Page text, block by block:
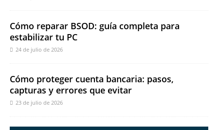
Cómo reparar BSOD: guía completa para
estabilizar tu PC
24 de julio de 2026
Cómo proteger cuenta bancaria: pasos,
capturas y errores que evitar
23 de julio de 2026